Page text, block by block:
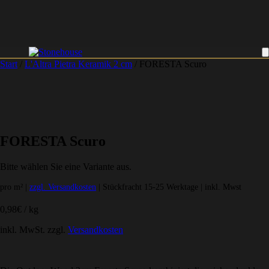
Start L'Altra Pietra Keramik 2 cm / FORESTA Scuro
FORESTA Scuro
Bitte wählen Sie eine Variante aus.
pro m² | zzgl. Versandkosten | Stückfracht 15-25 Werktage | inkl. Mwst
0,98€
kg
inkl. MwSt.
zzgl. Versandkosten